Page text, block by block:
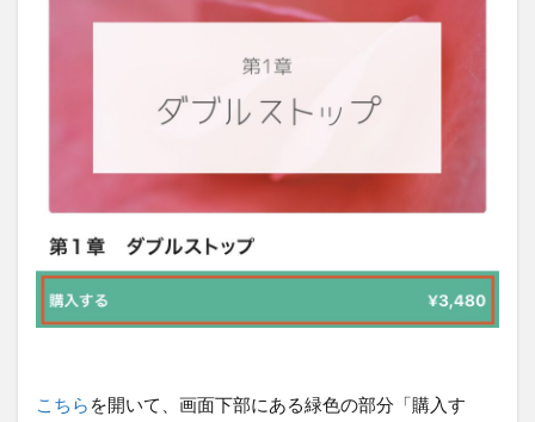
こちら を開いて、画面下部にある緑色の部分「購入す